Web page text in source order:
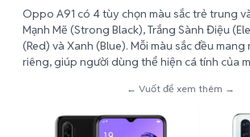
Oppo A91 có 4 tùy chọn màu sắc trẻ trung
Mạnh Mẽ (Strong Black), Trắng Sành Điệu
(Red) và Xanh (Blue). Mỗi màu sắc đều
riêng, giúp người dùng thể hiện cá tính của
← Vuốt để xem thêm →